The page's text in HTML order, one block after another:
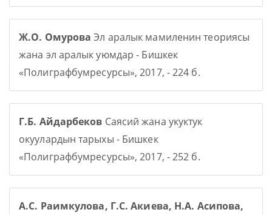
Ж.О. Омурова Эл аралык мамиленин теориясы
жана эл аралык уюмдар - Бишкек
«Полиграфбумресурсы», 2017, - 224 б.
Г.Б. Айдарбеков Саясий жана укуктук
окуулардын тарыхы - Бишкек
«Полиграфбумресурсы», 2017, - 252 б.
А.С. Раимкулова, Г.С. Акиева, Н.А. Асипова,